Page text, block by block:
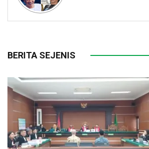
BERITA SEJENIS